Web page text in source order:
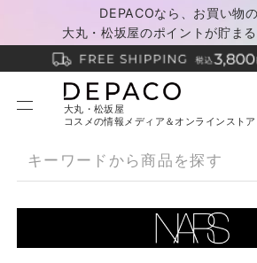
DEPACOなら、お買い物
大丸・松坂屋のポイントが貯まる
大丸・松坂屋
コスメの情報メディア＆オンラインストア